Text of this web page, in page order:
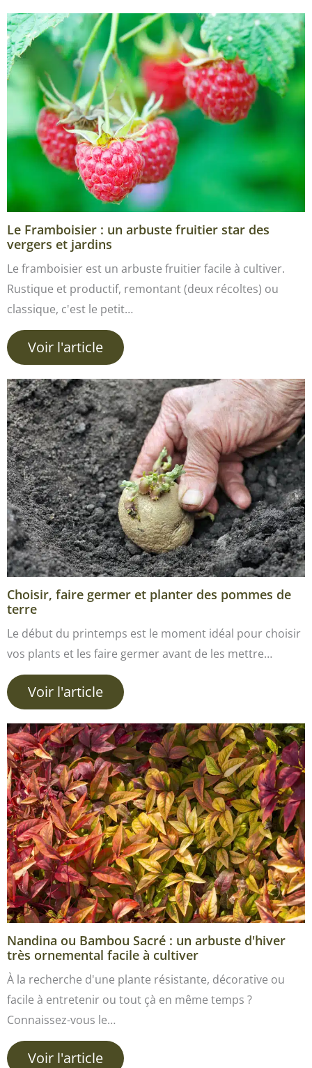
Le Framboisier : un arbuste fruitier star des
vergers et jardins
Le framboisier est un arbuste fruitier facile à cultiver.
Rustique et productif, remontant (deux récoltes) ou
classique, c'est le petit…
Voir l'article
Choisir, faire germer et planter des pommes de
terre
Le début du printemps est le moment idéal pour choisir
vos plants et les faire germer avant de les mettre…
Voir l'article
Nandina ou Bambou Sacré : un arbuste d'hiver
très ornemental facile à cultiver
À la recherche d'une plante résistante, décorative ou
facile à entretenir ou tout çà en même temps ?
Connaissez-vous le…
Voir l'article